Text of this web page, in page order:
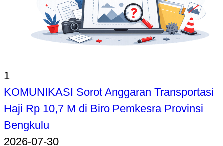
1
KOMUNIKASI Sorot Anggaran Transportasi
Haji Rp 10,7 M di Biro Pemkesra Provinsi
Bengkulu
2026-07-30